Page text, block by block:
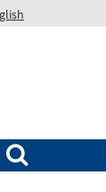
Suchen nach: